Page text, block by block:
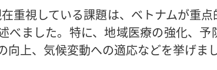
重視している課題は、ベトナムが重
べました。特に、地域医療の強化、
上、気候変動への適応などを挙げまし